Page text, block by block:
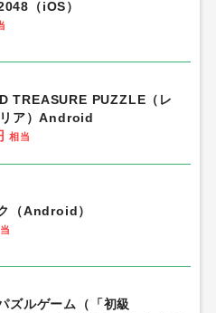
（iOS）
TREASURE PUZZLE（レ
ア）Android
相当
（Android）
ズルゲーム（「初級